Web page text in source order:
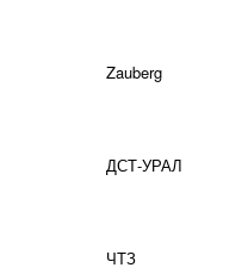
Zauberg
ДСТ-УРАЛ
ЧТЗ